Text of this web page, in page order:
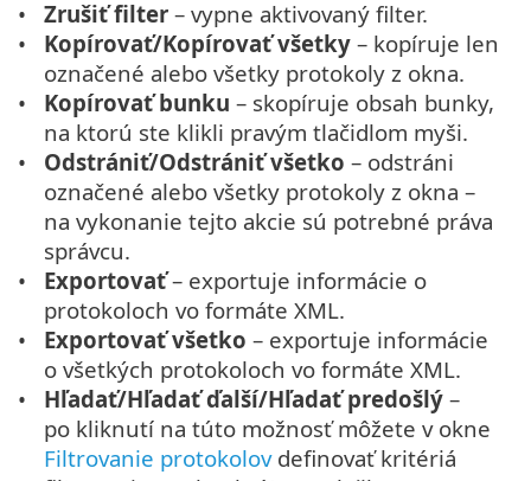
Zrušiť filter – vypne aktivovaný filter.
Kopírovať/Kopírovať všetky – kopíruje len
označené alebo všetky protokoly z okna.
Kopírovať bunku – skopíruje obsah bunky,
na ktorú ste klikli pravým tlačidlom myši.
Odstrániť/Odstrániť všetko – odstráni
označené alebo všetky protokoly z okna –
na vykonanie tejto akcie sú potrebné práva
správcu.
Exportovať– exportuje informácie o
protokoloch vo formáte XML.
Exportovať všetko – exportuje informácie
o všetkých protokoloch vo formáte XML.
Hľadať/Hľadať ďalší/Hľadať predošlý –
po kliknutí na túto možnosť môžete v okne
Filtrovanie protokolovdefinovať kritériá